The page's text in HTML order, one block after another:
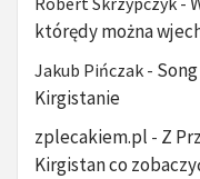
którędy można
Jakub Pińczak -
Kirgistanie
zplecakiem.pl - Z
Kirgistan co